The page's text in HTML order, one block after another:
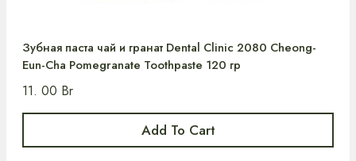
Зубная паста чай и гранат Dental Clinic 2080 Cheong-
Eun-Cha Pomegranate Toothpaste 120 гр
11. 00 Br
Add To Cart